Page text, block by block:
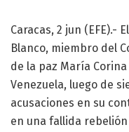
Caracas, 2 jun (EFE).-
Blanco, miembro del
de la paz María
Venezuela, luego de
acusaciones en su
en una fallida